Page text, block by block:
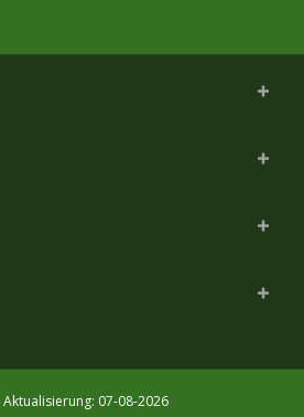
Aktualisierung: 07-08-2026